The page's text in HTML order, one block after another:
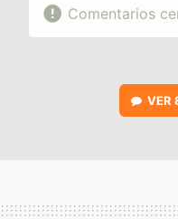
Comentarios
VER